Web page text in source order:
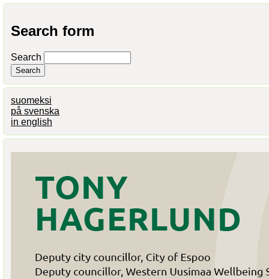
Search form
Search
suomeksi
på svenska
in english